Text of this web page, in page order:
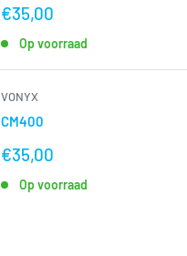
nu
€35,00
Op voorraad
VONYX
CM400
nu
€35,00
Op voorraad